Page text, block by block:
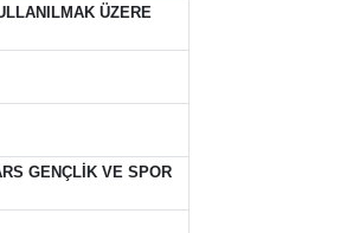
ÜZERE
GENÇLİK VE SPOR